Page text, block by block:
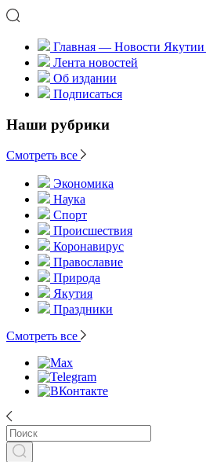
Главная — Новости
Лента новостей
Об издании
Подписаться
Наши рубрики
Смотреть все
Экономика
Наука
Спорт
Происшествия
Коронавирус
Православие
Природа
Якутия
Праздники
Смотреть все